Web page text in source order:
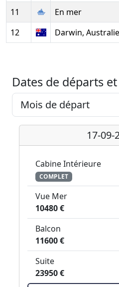
11
En mer
12
Darwin, Australie
Dates de départs
17-09-
Cabine Intérieure
COMPLET
Vue Mer
10480 €
Balcon
11600 €
Suite
23950 €